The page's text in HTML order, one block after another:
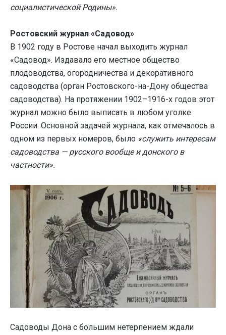
социалистической Родины».
Ростовский журнал «Садовод»
В 1902 году в Ростове начал выходить журнал
«Садовод». Издавало его местное общество
плодоводства, огородничества и декоративного
садоводства (орган Ростовского-на-Дону общества
садоводства). На протяжении 1902–1916-х годов этот
журнал можно было выписать в любом уголке
России. Основной задачей журнала, как отмечалось в
одном из первых номеров, было «служить интересам
садоводства — русского вообще и донского в
частности».
Садоводы Дона с большим нетерпением ждали